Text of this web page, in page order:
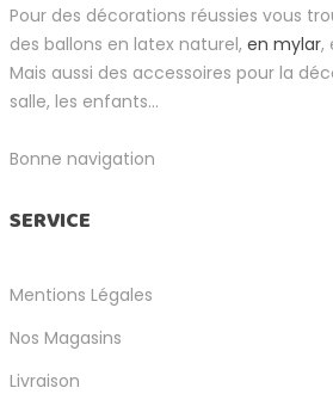
Pour des décorations réussies vous
des ballons en latex naturel, en mylar,
Mais aussi des accessoires pour la
salle, les enfants...
Bonne navigation
SERVICE
Mentions Légales
Nos Magasins
Livraison